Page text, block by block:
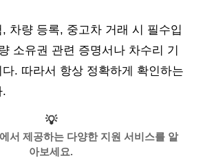
차량 등록, 중고차 거래 시 필수입
소유권 관련 증명서나 차수리 기
. 따라서 항상 정확하게 확인하는
.
💡
서 제공하는 다양한 지원 서비스를 알
아보세요.